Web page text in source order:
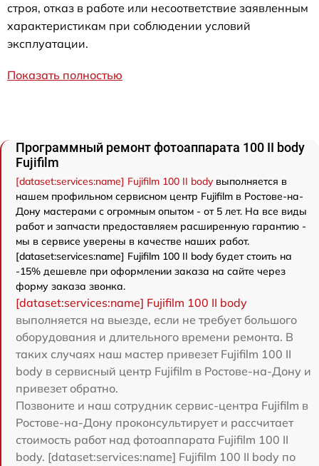
строя, отказ в работе или несоответствие заявленным
характеристикам при соблюдении условий
эксплуатации.
Показать полностью
Программный ремонт фотоаппарата 100 II body
Fujifilm
[dataset:services:name] Fujifilm 100 II bodyвыполняется в
нашем профильном сервисном центр Fujifilm в Ростове-на-
Дону мастерами с огромным опытом - от 5 лет. На все виды
работ и запчасти предоставляем расширенную гарантию -
мы в сервисе уверены в качестве наших работ.
[dataset:services:name] Fujifilm 100 II body будет стоить на
-15% дешевле при оформлении заказа на сайте через
форму заказа звонка.
[dataset:services:name] Fujifilm 100 II body
выполняется на выезде, если не требует большого
оборудования и длительного времени ремонта. В
таких случаях наш мастер привезет Fujifilm 100 II
body в сервисный центр Fujifilm в Ростове-на-Дону и
привезет обратно.
Позвоните и наш сотрудник сервис-центра Fujifilm в
Ростове-на-Дону проконсультирует и рассчитает
стоимость работ над фотоаппарата Fujifilm 100 II
body. [dataset:services:name] Fujifilm 100 II body по